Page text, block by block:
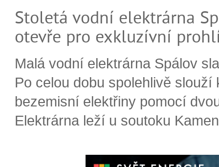
Stoletá vodní elektrárna
otevře pro exkluzívní
Malá vodní elektrárna Spálov
Po celou dobu spolehlivě slouží
bezemisní elektřiny pomocí
Elektrárna leží u soutoku